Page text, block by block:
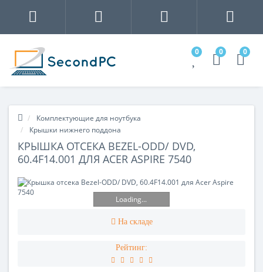
0 0 0
Комплектующие для ноутбука
Крышки нижнего поддона
КРЫШКА ОТСЕКА BEZEL-ODD/ DVD,
60.4F14.001 ДЛЯ ACER ASPIRE 7540
Loading...
На складе
Рейтинг: